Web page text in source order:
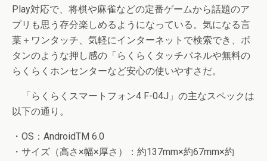
Play対応で、将棋や麻雀などの定番ゲームから話題のア
プリも思う存分楽しめるようになっている。気になる言
葉＋ワンタッチ、気軽にインターネットで検索でき、ボ
タンのような押し感の「らくらくタッチパネルや無料の
らくらくホンセンターなど安心の使いやすさだ。
「らくらくスマートフォン4 F-04J」の主なスペックは
以下の通り。
・OS：AndroidTM 6.0
・サイズ（高さ×幅×厚さ）：約137mm×約67mm×約